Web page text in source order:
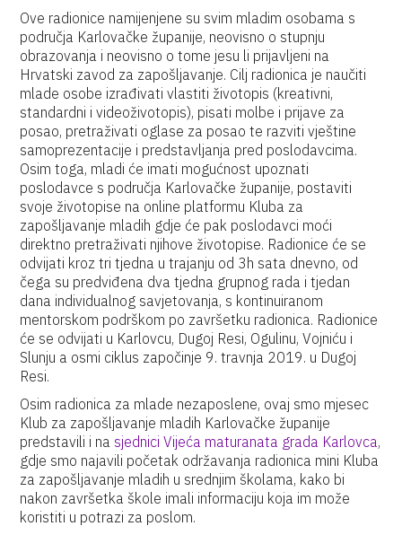
Ove radionice namijenjene su svim mladim osobama s
područja Karlovačke županije, neovisno o stupnju
obrazovanja i neovisno o tome jesu li prijavljeni na
Hrvatski zavod za zapošljavanje. Cilj radionica je naučiti
mlade osobe izrađivati vlastiti životopis (kreativni,
standardni i videoživotopis), pisati molbe i prijave za
posao, pretraživati oglase za posao te razviti vještine
samoprezentacije i predstavljanja pred poslodavcima.
Osim toga, mladi će imati mogućnost upoznati
poslodavce s područja Karlovačke županije, postaviti
svoje životopise na online platformu Kluba za
zapošljavanje mladih gdje će pak poslodavci moći
direktno pretraživati njihove životopise. Radionice će se
odvijati kroz tri tjedna u trajanju od 3h sata dnevno, od
čega su predviđena dva tjedna grupnog rada i tjedan
dana individualnog savjetovanja, s kontinuiranom
mentorskom podrškom po završetku radionica. Radionice
će se odvijati u Karlovcu, Dugoj Resi, Ogulinu, Vojniću i
Slunju a osmi ciklus započinje 9. travnja 2019. u Dugoj
Resi.
Osim radionica za mlade nezaposlene, ovaj smo mjesec
Klub za zapošljavanje mladih Karlovačke županije
predstavili i na sjednici Vijeća maturanata grada Karlovca,
gdje smo najavili početak održavanja radionica mini Kluba
za zapošljavanje mladih u srednjim školama, kako bi
nakon završetka škole imali informaciju koja im može
koristiti u potrazi za poslom.